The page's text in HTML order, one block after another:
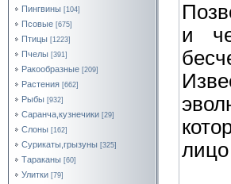
Пингвины [104]
Псовые [675]
Птицы [1223]
Пчелы [391]
Ракообразные [209]
Растения [662]
Рыбы [932]
Саранча,кузнечики [29]
Слоны [162]
Сурикаты,грызуны [325]
Тараканы [60]
Улитки [79]
и